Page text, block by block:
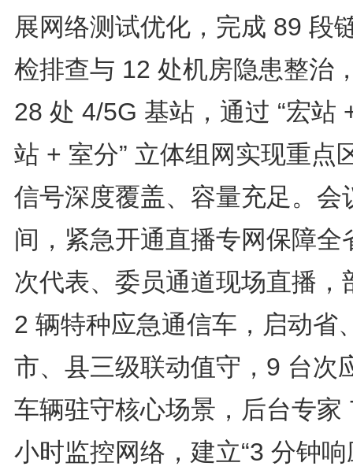
展网络测试优化，完成 89 段
检排查与 12 处机房隐患整治
28 处 4/5G 基站，通过 “宏站
站 + 室分” 立体组网实现重点
信号深度覆盖、容量充足。会
间，紧急开通直播专网保障全
次代表、委员通道现场直播，
2 辆特种应急通信车，启动省
市、县三级联动值守，9 台次
车辆驻守核心场景，后台专家
小时监控网络，建立“3 分钟